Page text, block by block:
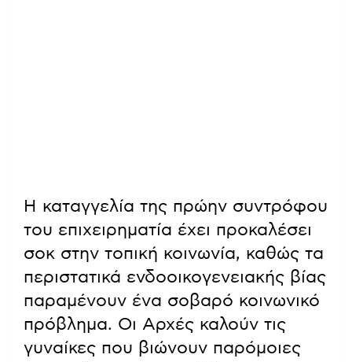
Η καταγγελία της πρώην συντρόφου
του επιχειρηματία έχει προκαλέσει
σοκ στην τοπική κοινωνία, καθώς τα
περιστατικά ενδοοικογενειακής βίας
παραμένουν ένα σοβαρό κοινωνικό
πρόβλημα. Οι Αρχές καλούν τις
γυναίκες που βιώνουν παρόμοιες